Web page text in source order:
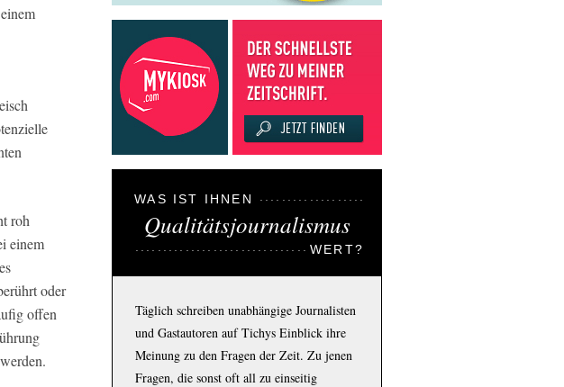
roh
einem
oder
offen
WAS IST IHNEN
Qualitätsjournalismus
WERT?
Täglich schreiben unabhängige Journalisten
und Gastautoren auf Tichys Einblick ihre
Meinung zu den Fragen der Zeit. Zu jenen
Fragen, die sonst oft all zu einseitig